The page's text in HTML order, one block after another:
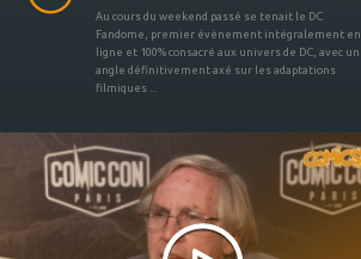
Au cours du weekend passé se tenait le DC
Fandome, premier évènement intégralement en
ligne et 100% consacré aux univers de DC, avec un
angle définitivement axé sur les adaptations
filmiques ...